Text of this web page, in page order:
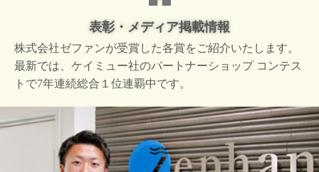
表彰・メディア掲載情報
株式会社ゼファンが受賞した各賞をご紹介いたします。
最新では、ケイミュー社のパートナーショップ コンテス
トで7年連続総合１位連覇中です。